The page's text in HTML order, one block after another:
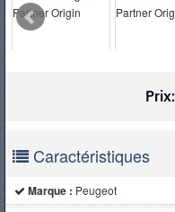
Prix:
Caractéristiques
Marque : Peugeot